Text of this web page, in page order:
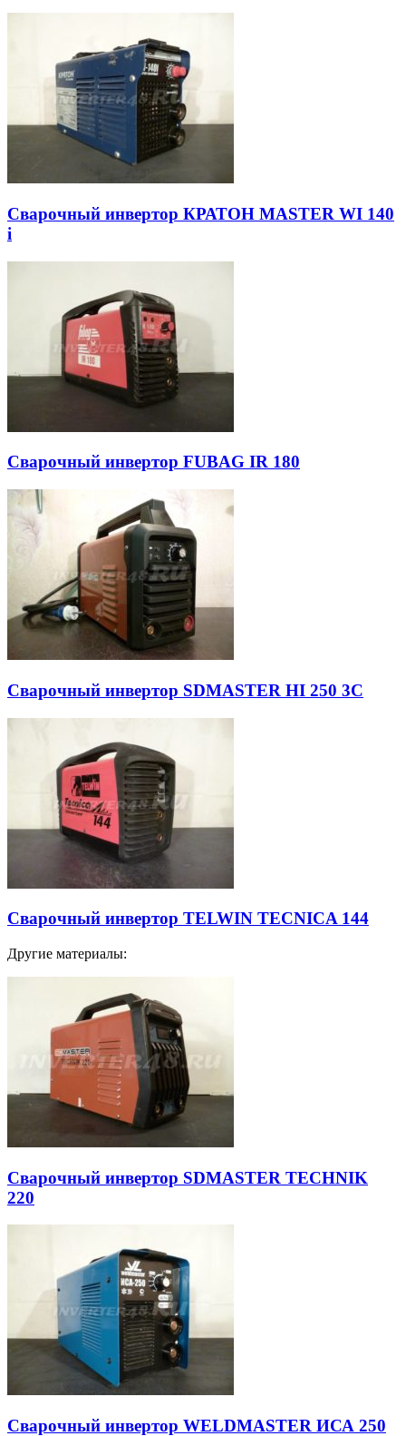
Сварочный инвертор КРАТОН MASTER WI 140
i
Сварочный инвертор FUBAG IR 180
Сварочный инвертор SDMASTER HI 250 3C
Сварочный инвертор TELWIN TECNICA 144
Другие материалы:
Сварочный инвертор SDMASTER TECHNIK
220
Сварочный инвертор WELDMASTER ИСА 250